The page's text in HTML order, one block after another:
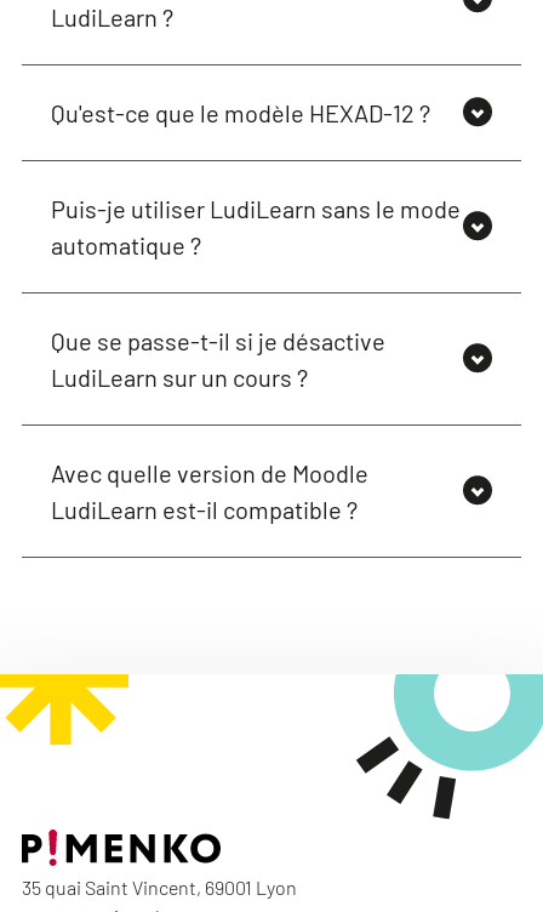
LudiLearn ?
Qu'est-ce que le modèle HEXAD-12 ?
Puis-je utiliser LudiLearn sans le mode
automatique ?
Que se passe-t-il si je désactive
LudiLearn sur un cours ?
Avec quelle version de Moodle
LudiLearn est-il compatible ?
35 quai Saint Vincent, 69001 Lyon